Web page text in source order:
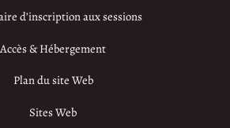
d’inscription aux sessions
Accès & Hébergement
Plan du site Web
Sites Web